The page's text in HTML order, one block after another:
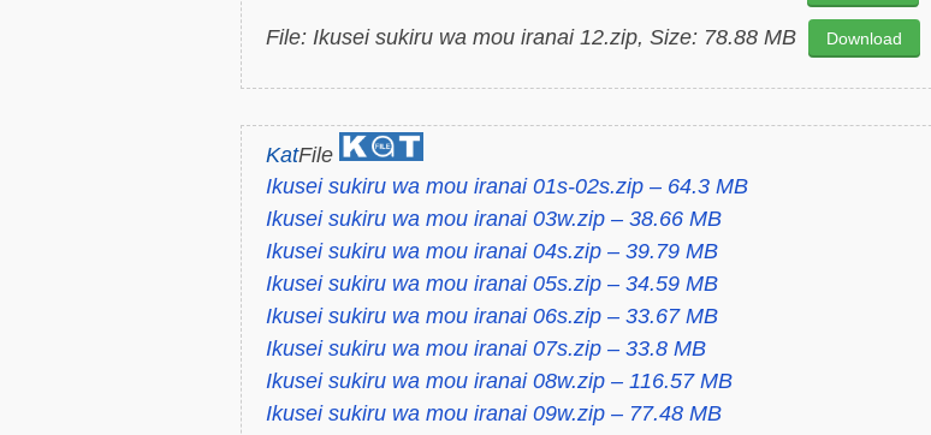
File: Ikusei sukiru wa mou iranai 12.zip, Size: 78.88 MB Download
KatFile
Ikusei sukiru wa mou iranai 01s-02s.zip – 64.3 MB
Ikusei sukiru wa mou iranai 03w.zip – 38.66 MB
Ikusei sukiru wa mou iranai 04s.zip – 39.79 MB
Ikusei sukiru wa mou iranai 05s.zip – 34.59 MB
Ikusei sukiru wa mou iranai 06s.zip – 33.67 MB
Ikusei sukiru wa mou iranai 07s.zip – 33.8 MB
Ikusei sukiru wa mou iranai 08w.zip – 116.57 MB
Ikusei sukiru wa mou iranai 09w.zip – 77.48 MB